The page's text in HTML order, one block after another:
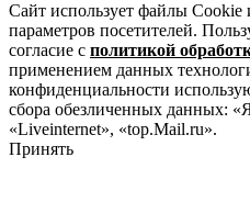
Сайт использует файлы Cookie
параметров посетителей.
согласие с политикой
применением данных
конфиденциальности
сбора обезличенных данных:
«Liveinternet», «top.Mail.ru».
Принять